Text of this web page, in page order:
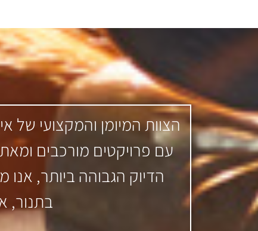
הצוות המיומן והמקצועי של
עם פרויקטים מורכבים
הדיוק הגבוהה ביותר,
בתנור,